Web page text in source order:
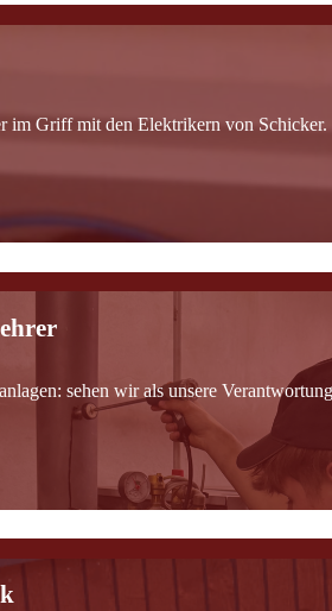
im Griff mit den Elektrikern von Schicker.
sehen wir als unsere